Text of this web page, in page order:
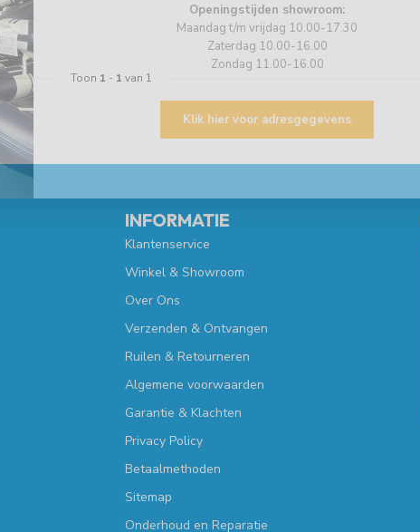
Toon 1 - 1 van 1
INFORMATIE
Klantenservice
Winkel & Showroom
Over Ons
Verzenden & Ontvangen
Ruilen & Retourneren
Algemene voorwaarden
Garantie & Klachten
Privacy Policy
Betaalmethoden
Sitemap
Onderhoud en Reparatie
Openingstijden showroom:
Maandag t/m vrijdag 10.00-17.30
Zaterdag 10.00-16.00
Zondag 11.00-16.00
Klik hier voor adresgegevens